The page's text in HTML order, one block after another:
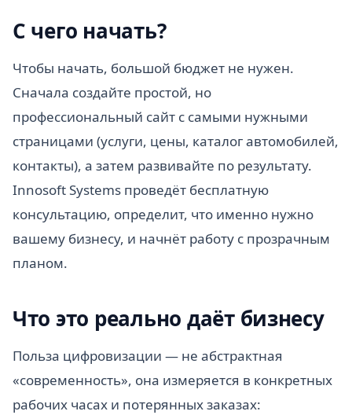
С чего начать?
Чтобы начать, большой бюджет не нужен.
Сначала создайте простой, но
профессиональный сайт с самыми нужными
страницами (услуги, цены, каталог автомобилей,
контакты), а затем развивайте по результату.
Innosoft Systems проведёт бесплатную
консультацию, определит, что именно нужно
вашему бизнесу, и начнёт работу с прозрачным
планом.
Что это реально даёт бизнесу
Польза цифровизации — не абстрактная
«современность», она измеряется в конкретных
рабочих часах и потерянных заказах: